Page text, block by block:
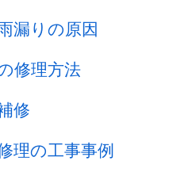
漏りの原因
修理方法
修
理の工事事例